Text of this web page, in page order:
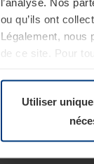
l’analyse. Nos
ou qu’ils ont
Légalement, nous
de ce site. Pour
Utiliser